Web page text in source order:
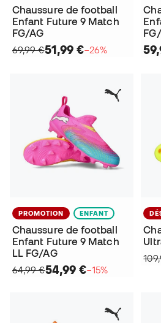
Chaussure de football
Enfant Future 9 Match
FG/AG
69,99 €51,99 €−26%
PROMOTION ENFANT
Chaussure de football
Enfant Future 9 Match
LL FG/AG
64,99 €54,99 €−15%